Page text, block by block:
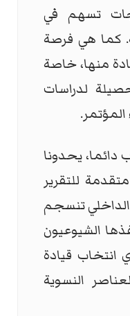
تسهم في
كما هي فرصة
منها، خاصة
لدراسات
دائما، يحدونا
للتقرير
الداخلي تنسجم
الشيوعيون
انتخاب قيادة
النسوية